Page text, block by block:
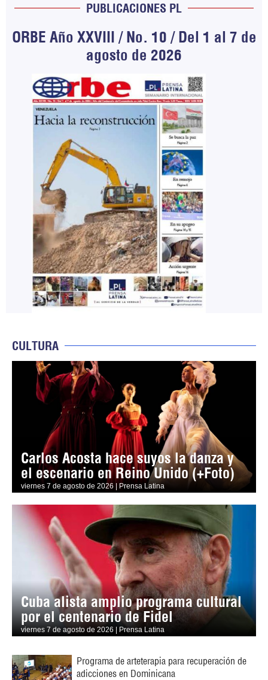
PUBLICACIONES PL
ORBE Año XXVIII / No. 10 / Del 1 al 7 de
agosto de 2026
CULTURA
Carlos Acosta hace suyos la danza y
el escenario en Reino Unido (+Foto)
viernes 7 de agosto de 2026 | Prensa Latina
Cuba alista amplio programa cultural
por el centenario de Fidel
viernes 7 de agosto de 2026 | Prensa Latina
Programa de arteterapia para recuperación de
adicciones en Dominicana